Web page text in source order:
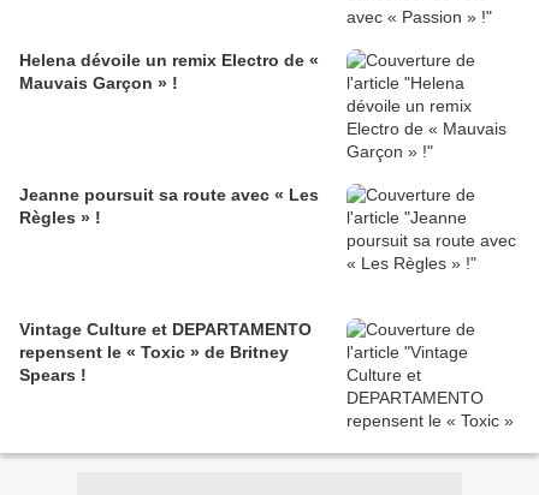
Helena dévoile un remix Electro de «
Mauvais Garçon » !
Jeanne poursuit sa route avec « Les
Règles » !
Vintage Culture et DEPARTAMENTO
repensent le « Toxic » de Britney
Spears !